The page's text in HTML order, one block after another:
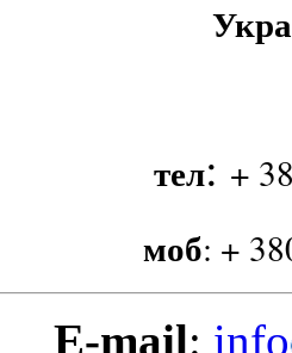
тел: +
моб: +
E-mail: info